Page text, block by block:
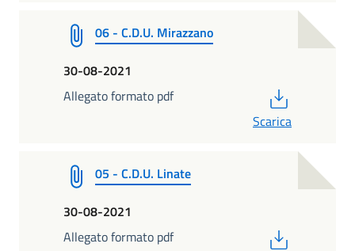
06 - C.D.U. Mirazzano
30-08-2021
Allegato formato pdf
Scarica
05 - C.D.U. Linate
30-08-2021
Allegato formato pdf